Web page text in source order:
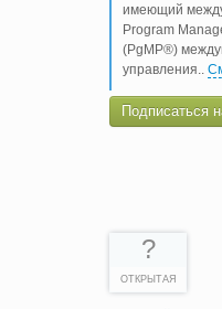
имеющий
Program
(PgMP®)
управления..
Подписаться
?
ОТКРЫТАЯ